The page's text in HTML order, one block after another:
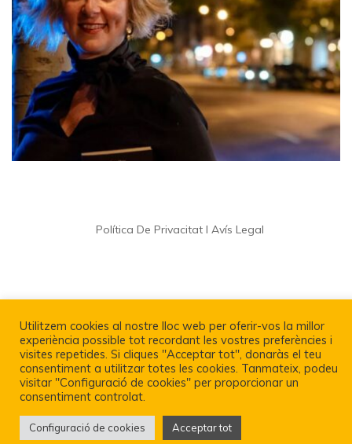
Política De Privacitat I Avís Legal
Utilitzem cookies al nostre lloc web per oferir-vos la millor
experiència possible tot recordant les vostres preferències i
visites repetides. Si cliques "Acceptar tot", donaràs el teu
consentiment a utilitzar totes les cookies. Tanmateix, podeu
visitar "Configuració de cookies" per proporcionar un
consentiment controlat.
Configuració de cookies Acceptar tot